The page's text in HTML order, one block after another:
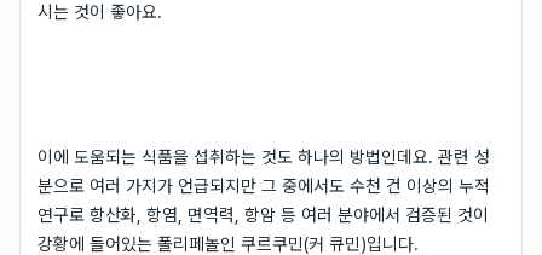
시는 것이 좋아요.
이에 도움되는 식품을 섭취하는 것도 하나의 방법인데요. 관련 성
분으로 여러 가지가 언급되지만 그 중에서도 수천 건 이상의 누적
연구로 항산화, 항염, 면역력, 항암 등 여러 분야에서 검증된 것이
강황에 들어있는 폴리페놀인 쿠르쿠민(커 큐민)입니다.